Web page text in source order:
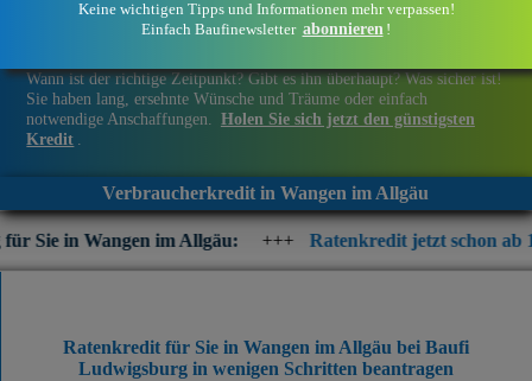
Wann ist der richtige Zeitpunkt? Gibt es ihn überhaupt? Was sicher ist!
Sie haben lang, ersehnte Wünsche und Träume oder einfach
notwendige Anschaffungen. Holen Sie sich jetzt den günstigsten
Kredit .
Verbraucherkredit in Wangen im Allgäu
im Allgäu: +++ Ratenkredit jetzt schon ab 1,89 % p.a.
Keine wichtigen Tipps und Informationen mehr verpassen!
Einfach Baufinewsletter abonnieren !
Ratenkredit für Sie in Wangen im Allgäu bei Baufi
Ludwigsburg in wenigen Schritten beantragen